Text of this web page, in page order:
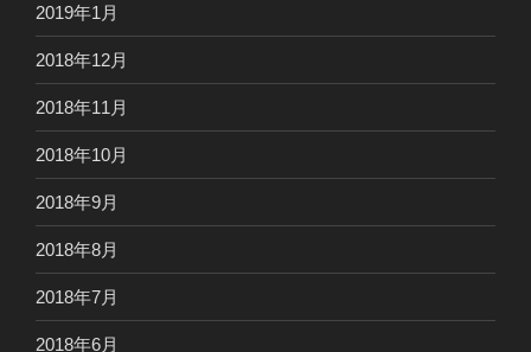
2019年1月
2018年12月
2018年11月
2018年10月
2018年9月
2018年8月
2018年7月
2018年6月